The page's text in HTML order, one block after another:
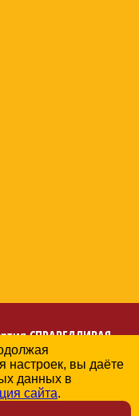
СПРАВЕДЛИВАЯ
Адыгея
данных
настроек, вы даёте
данных в
сайта.